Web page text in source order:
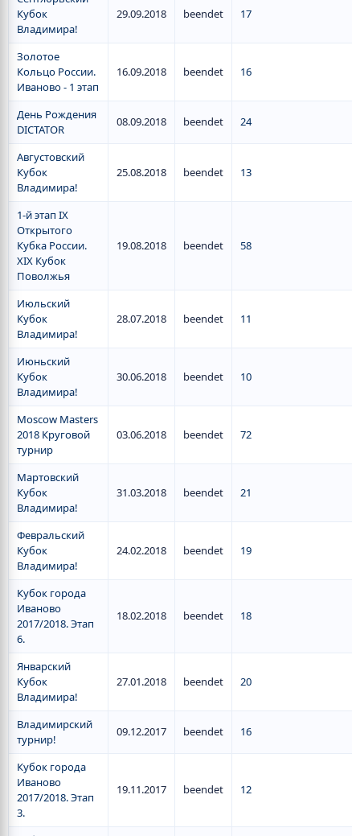
Кубок
Владимира!
29.09.2018 beendet 17
Золотое
Кольцо России.
Иваново - 1 этап
16.09.2018 beendet 16
День Рождения
DICTATOR
08.09.2018 beendet 24
Августовский
Кубок
Владимира!
25.08.2018 beendet 13
1-й этап IX
Открытого
Кубка России.
XIX Кубок
Поволжья
19.08.2018 beendet 58
Июльский
Кубок
Владимира!
28.07.2018 beendet 11
Июньский
Кубок
Владимира!
30.06.2018 beendet 10
Moscow Masters
2018 Круговой
турнир
03.06.2018 beendet 72
Мартовский
Кубок
Владимира!
31.03.2018 beendet 21
Февральский
Кубок
Владимира!
24.02.2018 beendet 19
Кубок города
Иваново
2017/2018. Этап
6.
18.02.2018 beendet 18
Январский
Кубок
Владимира!
27.01.2018 beendet 20
Владимирский
турнир!
09.12.2017 beendet 16
Кубок города
Иваново
2017/2018. Этап
3.
19.11.2017 beendet 12